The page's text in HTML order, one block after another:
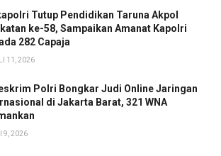
Tutup Pendidikan Taruna Akpol
ke-58, Sampaikan Amanat Kapolri
282 Capaja
11, 2026
Polri Bongkar Judi Online Jaringan
di Jakarta Barat, 321 WNA
9, 2026